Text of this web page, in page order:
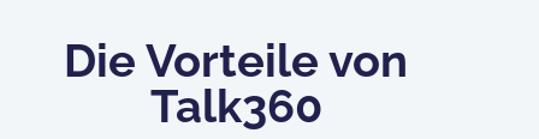
Die Vorteile von
Talk360